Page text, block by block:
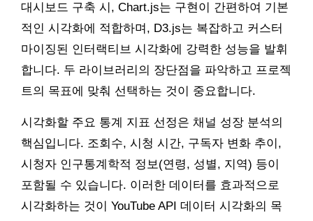
대시보드 구축 시, Chart.js는 구현이 간편하여 기본
적인 시각화에 적합하며, D3.js는 복잡하고 커스터
마이징된 인터랙티브 시각화에 강력한 성능을 발휘
합니다. 두 라이브러리의 장단점을 파악하고 프로젝
트의 목표에 맞춰 선택하는 것이 중요합니다.
시각화할 주요 통계 지표 선정은 채널 성장 분석의
핵심입니다. 조회수, 시청 시간, 구독자 변화 추이,
시청자 인구통계학적 정보(연령, 성별, 지역) 등이
포함될 수 있습니다. 이러한 데이터를 효과적으로
시각화하는 것이 YouTube API 데이터 시각화의 목